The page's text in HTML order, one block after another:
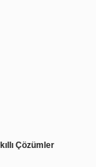
Çözümler